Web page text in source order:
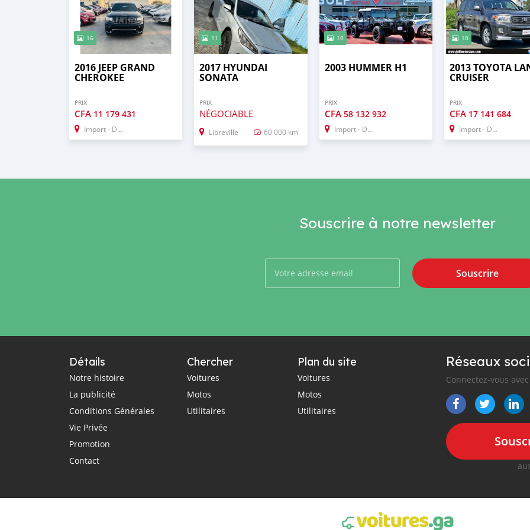
16
2016 JEEP GRAND
CHEROKEE
PRIX
CFA 11 179 431
Import - Dubai
11
2017 HYUNDAI
SONATA
PRIX
NÉGOCIABLE
Libreville 60 000 km
10
2003 HUMMER H1
PRIX
CFA 58 132 932
Import - Dubai
10
2013 TOYOTA
CRUISER
PRIX
CFA 17 141 684
Import - Dubai
Souscrire à notre newsletter
Souscrire
Détails
Notre histoire
La publicité
Conditions Générales
Vie Privée
Promotion
Contact
Chercher
Voitures
Motos
Utilitaires
Plan du site
Voitures
Motos
Utilitaires
Réseaux
Connectez-vous